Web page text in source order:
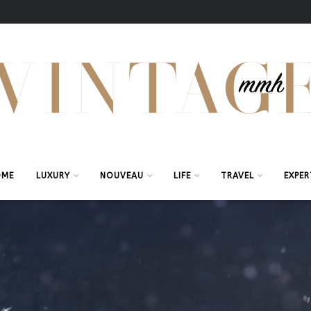
LUXURY NOUVEAU LIFE TRAVEL